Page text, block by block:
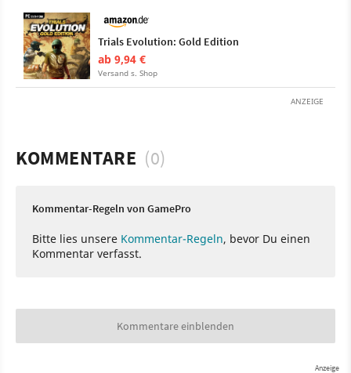
Trials Evolution: Gold Edition
ab 9,94 €
Versand s. Shop
ANZEIGE
KOMMENTARE (0)
Kommentar-Regeln von GamePro
Bitte lies unsere Kommentar-Regeln, bevor Du einen
Kommentar verfasst.
Kommentare einblenden